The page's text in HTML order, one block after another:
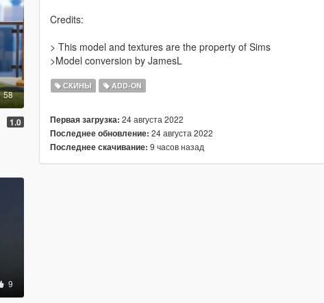
58
1.0
9
Credits:
> This model and textures are the property of Sims
>Model conversion by JamesL
СКИНЫ ADD-ON
Первая загрузка: 24 августа 2022
Последнее обновление: 24 августа 2022
Последнее скачивание: 9 часов назад